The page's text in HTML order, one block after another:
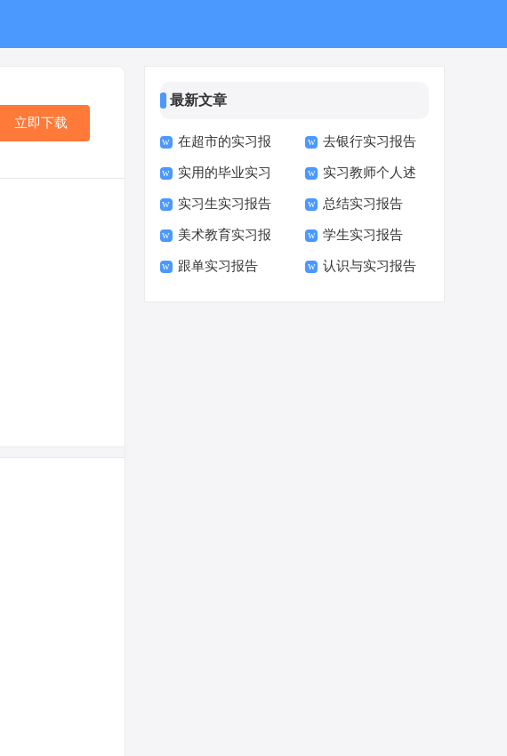
立即下载
最新文章
在超市的实习报
告
去银行实习报告
实用的毕业实习
报告
实习教师个人述
职报告
实习生实习报告 总结实习报告
美术教育实习报
告
学生实习报告
跟单实习报告 认识与实习报告